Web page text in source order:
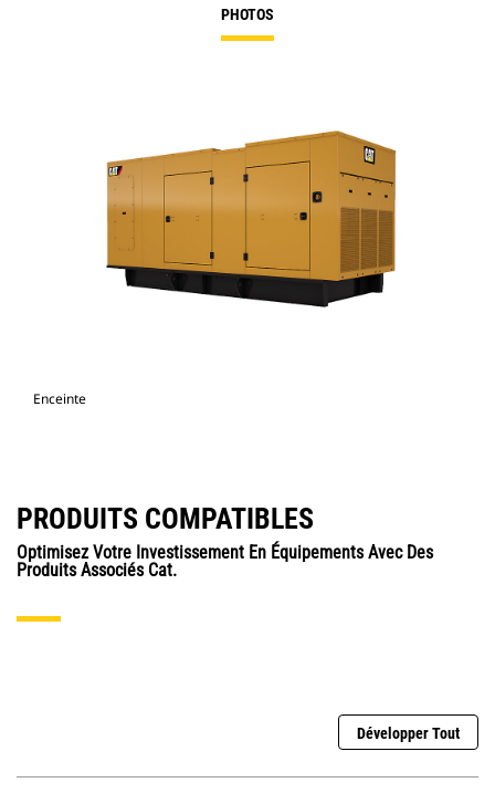
PHOTOS
Enceinte
PRODUITS COMPATIBLES
Optimisez Votre Investissement En Équipements Avec Des
Produits Associés Cat.
Développer Tout